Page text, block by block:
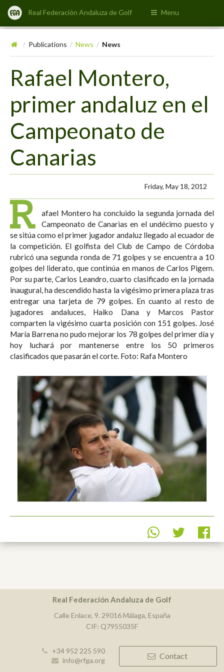
Real Federación Andaluza de Golf Menu
/ Publications / News / News
Rafael Montero,
primer andaluz en el
Campeonato de
Canarias
Friday, May 18, 2012
R
afael Montero ha concluido la segunda jornada del
Campeonato de Canarias en el undécimo puesto y
se sitúa como el primer jugador andaluz llegado al ecuador de
la competición. El golfista del Club de Campo de Córdoba
rubricó una segunda ronda de 71 golpes y se encuentra a 10
golpes del liderato, que continúa en manos de Carlos Pigem.
Por su parte, Carlos Leandro, cuarto clasificado en la jornada
inaugural, ha descendido hasta la vigésimo primera plaza tras
entregar una tarjeta de 79 golpes. En cuanto al resto de
jugadores andaluces, Haiko Dana y Marcos Pastor
comparten la vigésimo cuarta posición con 151 golpes. José
María Barrena no pudo mejorar los 78 golpes del primer día y
hoy luchará por mantenerse entre los 50 primeros
clasificados que pasarán el corte. Foto: Rafa Montero
Real Federación Andaluza de Golf
Calle Enlace, 9. 29016 Málaga, España
CIF: Q7955035F
+34 952 225 590
info@rfga.org
Contact